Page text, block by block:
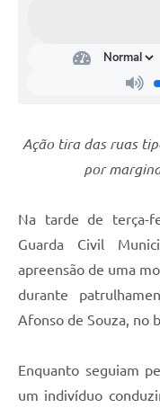
Central de Serviço
Contas Públicas
Cronograma coleta de lixo
Banco do Povo
Biblioteca
Bolsas de estudo da
Ação tira das ruas
por
Na tarde de terça-
Guarda Civil
apreensão de uma
durante
Afonso de Souza, no
Enquanto seguiam
um indivíduo